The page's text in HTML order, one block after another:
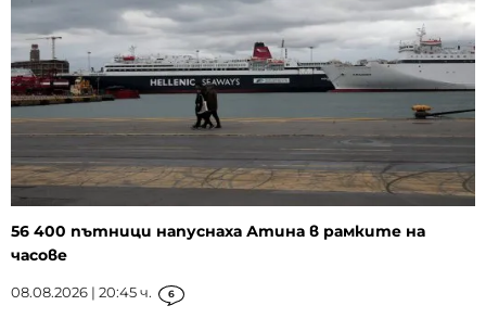
56 400 пътници напуснаха Атина в рамките на
часове
08.08.2026 | 20:45 ч. 6